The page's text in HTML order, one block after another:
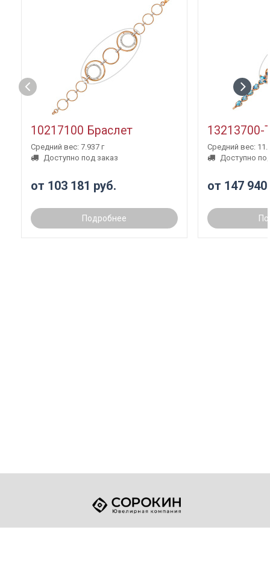
10217100 Браслет
Средний вес: 7.937 г
Доступно под заказ
от 103 181 руб.
Подробнее
13213700-
Средний вес:
Доступно
от 147 940